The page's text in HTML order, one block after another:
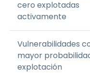
cero explotadas
activamente
Vulnerabilidades
mayor
explotación